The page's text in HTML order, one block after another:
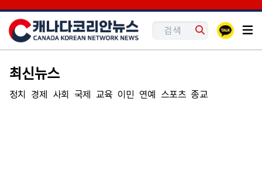
최신뉴스
정치 경제 사회 국제 교육 이민 연예 스포츠 종교